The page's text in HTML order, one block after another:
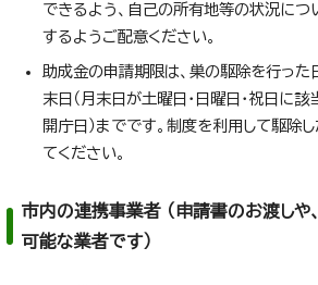
できるよう、自己の所有地等の状況につ
するようご配意ください。
助成金の申請期限は、巣の駆除を行っ
末日（月末日が土曜日・日曜日・祝日に
開庁日）までです。制度を利用して駆除
てください。
市内の連携事業者 （申請書のお渡しや
可能な業者です）